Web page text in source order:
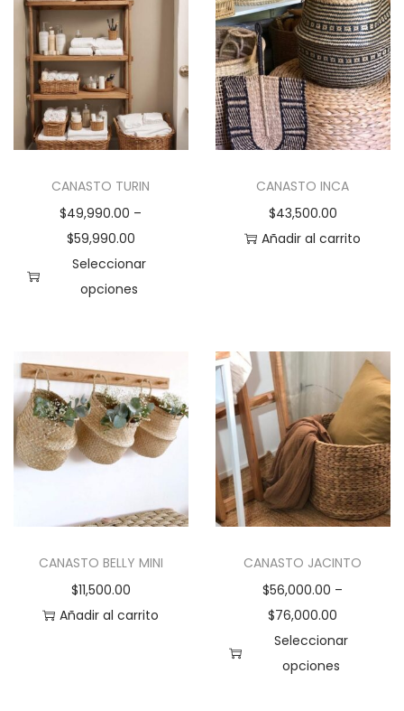
CANASTO TURIN
$49,990.00 –
$59,990.00
Seleccionar
opciones
e
p
r
o
u
t
o
t
CANASTO INCA
$43,500.00
Añadir al carrito
CANASTO BELLY MINI
$11,500.00
Añadir al carrito
CANASTO JACINTO
$56,000.00 –
$76,000.00
Seleccionar
opciones